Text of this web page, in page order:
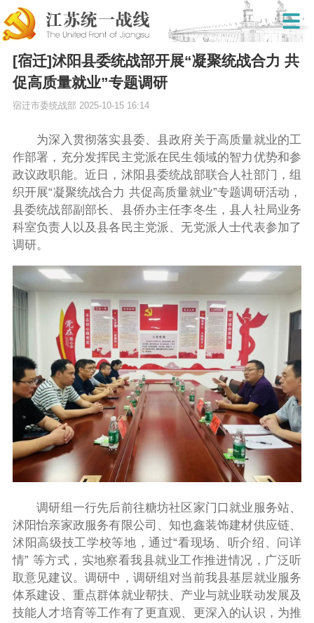
[宿迁]沭阳县委统战部开展“凝聚统战合力 共
促高质量就业”专题调研
宿迁市委统战部 2025-10-15 16:14
为深入贯彻落实县委、县政府关于高质量就业的工
作部署，充分发挥民主党派在民生领域的智力优势和参
政议政职能。近日，沭阳县委统战部联合人社部门，组
织开展“凝聚统战合力 共促高质量就业”专题调研活动，
县委统战部副部长、县侨办主任李冬生，县人社局业务
科室负责人以及县各民主党派、无党派人士代表参加了
调研。
调研组一行先后前往糖坊社区家门口就业服务站、
沭阳怡亲家政服务有限公司、知也鑫装饰建材供应链、
沭阳高级技工学校等地，通过“看现场、听介绍、问详
情” 等方式，实地察看我县就业工作推进情况，广泛听
取意见建议。调研中，调研组对当前我县基层就业服务
体系建设、重点群体就业帮扶、产业与就业联动发展及
技能人才培育等工作有了更直观、更深入的认识，为推